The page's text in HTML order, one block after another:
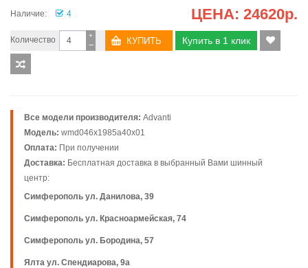
Наличие: 4 ЦЕНА: 24620р.
Количество −
+ Купить в 1 клик
Все модели производителя: Advanti
Модель: wmd046x1985a40x01
Оплата: При получении
Доставка: Бесплатная доставка в выбранный Вами шинный
центр:
Симферополь ул. Данилова, 39
Симферополь ул. Красноармейская, 74
Симферополь ул. Бородина, 57
Ялта ул. Спендиарова, 9а